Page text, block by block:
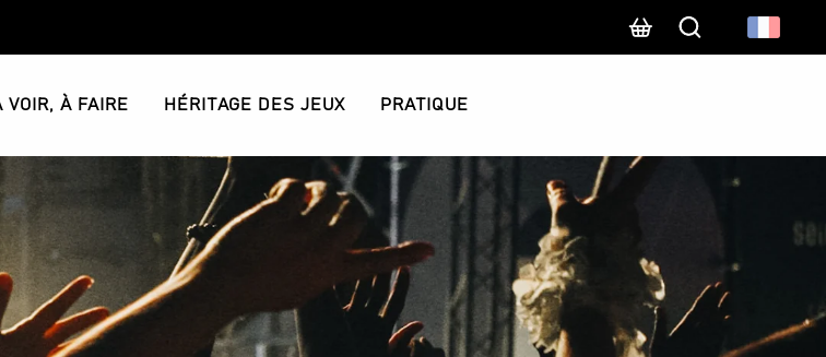
Recherche
VOIR, À FAIRE HÉRITAGE DES JEUX PRATIQUE